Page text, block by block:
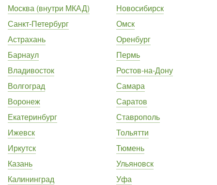
Москва (внутри МКАД)
Санкт-Петербург
Астрахань
Барнаул
Владивосток
Волгоград
Воронеж
Екатеринбург
Ижевск
Иркутск
Казань
Калининград
Новосибирск
Омск
Оренбург
Пермь
Ростов-на-Дону
Самара
Саратов
Ставрополь
Тольятти
Тюмень
Ульяновск
Уфа